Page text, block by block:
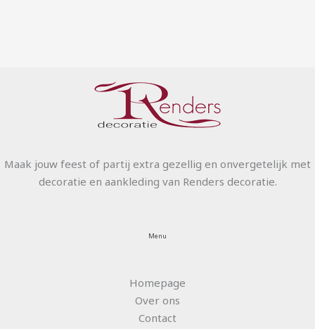
Maak jouw feest of partij extra gezellig en onvergetelijk met
decoratie en aankleding van Renders decoratie.
Menu
Homepage
Over ons
Contact